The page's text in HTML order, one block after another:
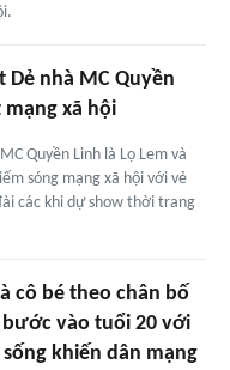
Dẻ nhà MC Quyền
mạng xã hội
Quyền Linh là Lọ Lem và
sóng mạng xã hội với vẻ
các khi dự show thời trang
cô bé theo chân bố
bước vào tuổi 20 với
khiến dân mạng